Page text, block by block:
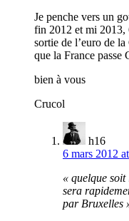
Je penche vers un
fin 2012 et mi 2013,
sortie de l’euro de
que la France
bien à vous
Crucol
h16
6 mars 2012
« quelque soit
sera
par Bruxelles